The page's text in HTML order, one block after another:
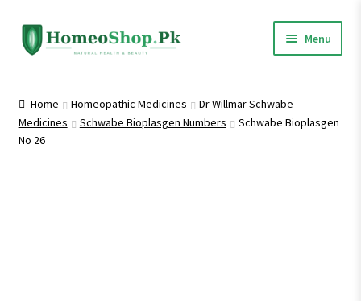
Skip
to
Skip
to
Menu
Shop All
Home Homeopathic Medicines
Dr Willmar Schwabe
Medicines
Schwabe Bioplasgen Numbers
Schwabe Bioplasgen
No 26